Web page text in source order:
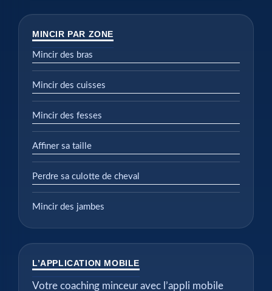
MINCIR PAR ZONE
Mincir des bras
Mincir des cuisses
Mincir des fesses
Affiner sa taille
Perdre sa culotte de cheval
Mincir des jambes
L’APPLICATION MOBILE
Votre coaching minceur avec l’appli mobile